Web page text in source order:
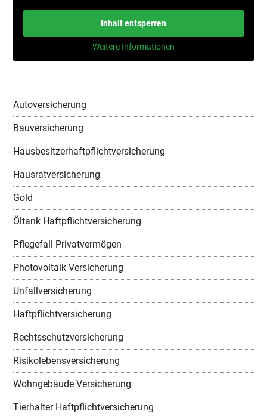
Inhalt entsperren
Weitere Informationen
Autoversicherung
Bauversicherung
Hausbesitzerhaftpflichtversicherung
Hausratversicherung
Gold
Öltank Haftpflichtversicherung
Pflegefall Privatvermögen
Photovoltaik Versicherung
Unfallversicherung
Haftpflichtversicherung
Rechtsschutzversicherung
Risikolebensversicherung
Wohngebäude Versicherung
Tierhalter Haftpflichtversicherung